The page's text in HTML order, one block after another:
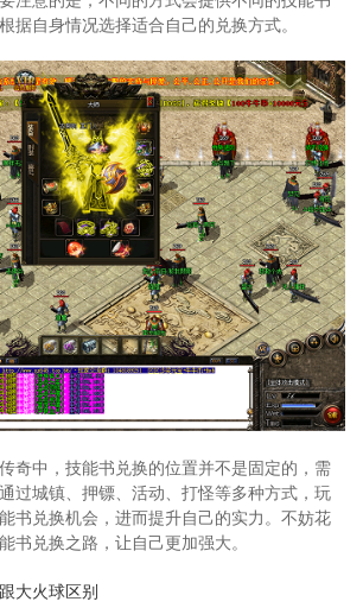
据自身情况选择适合自己的兑换方式。
奇中，技能书兑换的位置并不是固定的，需
过城镇、押镖、活动、打怪等多种方式，玩
书兑换机会，进而提升自己的实力。不妨花
书兑换之路，让自己更加强大。
大火球区别